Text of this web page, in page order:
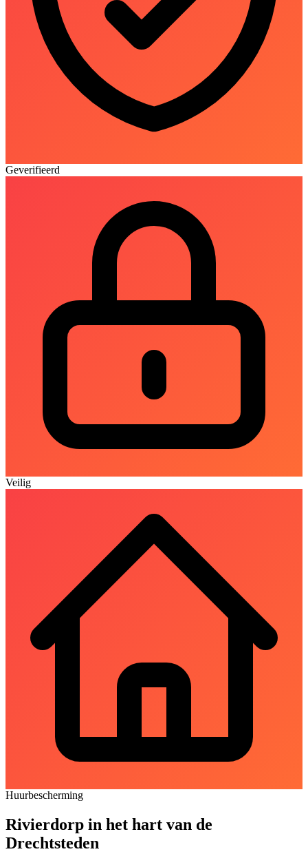
Geverifieerd
Veilig
Huurbescherming
Rivierdorp in het hart van de
Drechtsteden